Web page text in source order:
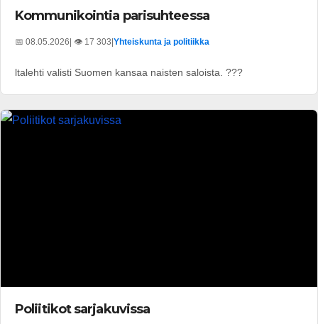
Kommunikointia parisuhteessa
📅 08.05.2026| 👁️ 17 303|Yhteiskunta ja politiikka
ltalehti valisti Suomen kansaa naisten saloista. ???
Poliitikot sarjakuvissa